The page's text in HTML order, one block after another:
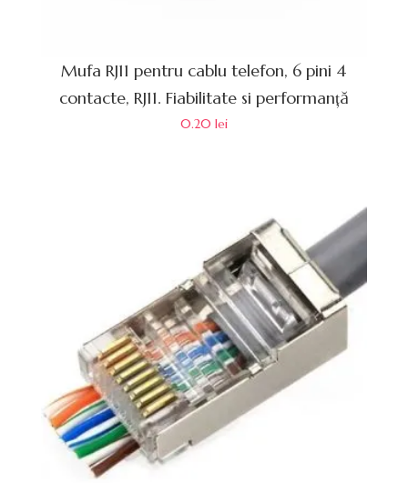
Mufa RJ11 pentru cablu telefon, 6 pini 4
contacte, RJ11. Fiabilitate si performanță
0.20 lei